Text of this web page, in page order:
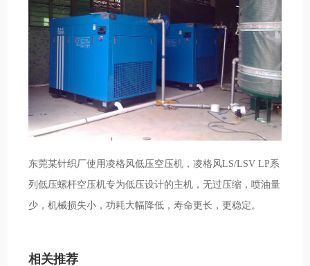
东莞某针织厂使用凌格风低压空压机，凌格风LS/LSV LP系
列低压螺杆空压机专为低压设计的主机，无过压缩，喷油量
少，机械损失小，功耗大幅降低，寿命更长，更稳定。
相关推荐